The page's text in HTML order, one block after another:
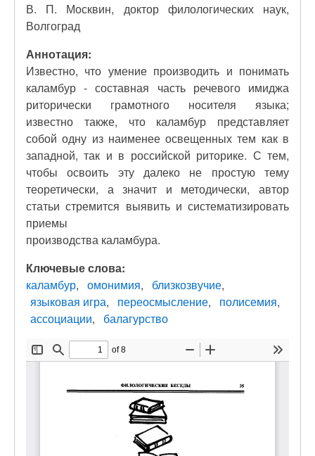
В. П. Москвин, доктор филологических наук,
Волгоград
Аннотация:
Известно, что умение производить и понимать
каламбур - составная часть речевого имиджа
риторически грамотного носителя языка;
известно также, что каламбур представляет
собой одну из наименее освещенных тем как в
западной, так и в российской риторике. С тем,
чтобы освоить эту далеко не простую тему
теоретически, а значит и методически, автор
статьи стремится выявить и систематизировать
приемы
производства каламбура.
Ключевые слова:
каламбур
омонимия
близкозвучие
языковая игра
переосмысление
полисемия
ассоциации
балагурство